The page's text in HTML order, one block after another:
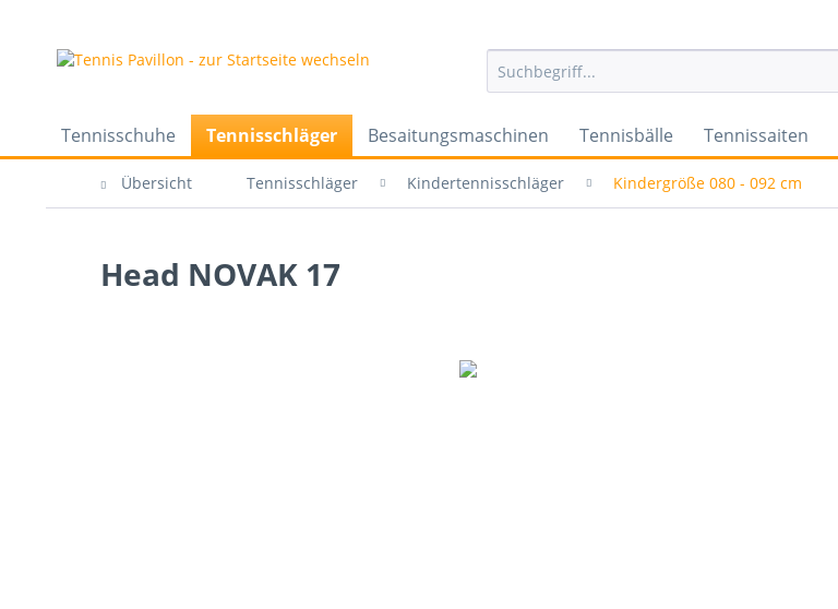
Tennisschuhe Tennisschläger Besaitungsmaschinen Tennisbälle Tennissaiten
Übersicht Tennisschläger Kindertennisschläger Kindergröße 080 - 092 cm
Head NOVAK 17